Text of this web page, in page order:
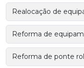
Realocação de
Reforma de
Reforma de ponte